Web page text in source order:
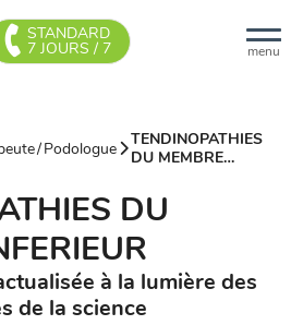
menu
STANDARD
7 JOURS / 7
/Podologue
TENDINOPATHIES
DU MEMBRE
DU
à la lumière des
de la science